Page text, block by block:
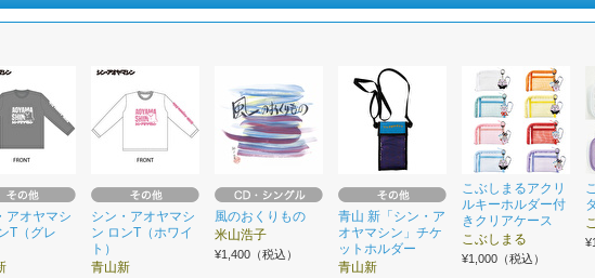
アオヤマシ
T（グレ
シン・アオヤマシ
ン ロンT（ホワイ
ト）
青山新
風のおくりもの
米山浩子
¥1,400（税込）
青山 新「シン・ア
オヤマシン」チケ
ットホルダー
青山新
こぶしまるアクリ
ルキーホルダー付
きクリアケース
こぶしまる
¥1,000（税込）